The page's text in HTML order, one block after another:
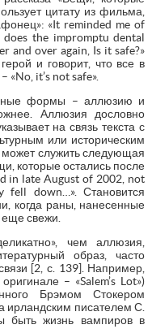
цитату из фильма,
«It reminded me of
the impromptu dental
and over again, Is it safe?»
и говорит, что все в
«No, it’s not safe».
формы – аллюзию и
Аллюзия дословно
на связь текста с
или историческим
служить следующая
которые остались после
in late August of 2002, not
down…». Становится
когда раны, нанесенные
свежи.
чем аллюзия,
образ, часто
[2, с. 139]. Например,
– «Salem’s Lot»)
Брэмом Стокером
ирландским писателем С.
быть жизнь вампиров в